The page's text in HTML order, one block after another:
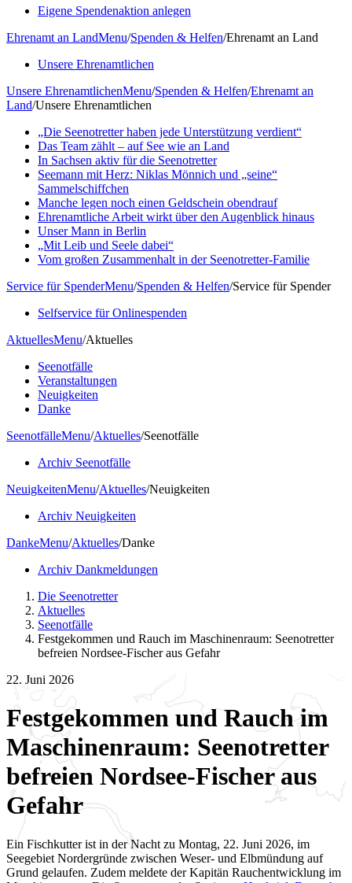
Eigene Spendenaktion anlegen
Ehrenamt an LandMenu/Spenden & Helfen/Ehrenamt an Land
Unsere Ehrenamtlichen
Unsere EhrenamtlichenMenu/Spenden & Helfen/Ehrenamt an
Land/Unsere Ehrenamtlichen
„Die Seenotretter haben jede Unterstützung verdient“
Das Team zählt – auf See wie an Land
In Sachsen aktiv für die Seenotretter
Seemann mit Herz: Niklas Mönnich und „seine“
Sammelschiffchen
Manche legen noch einen Geldschein obendrauf
Ehrenamtliche Arbeit wirkt über den Augenblick hinaus
Unser Mann in Berlin
„Mit Leib und Seele dabei“
Vom großen Zusammenhalt in der Seenotretter-Familie
Service für SpenderMenu/Spenden & Helfen/Service für Spender
Selfservice für Onlinespenden
AktuellesMenu/Aktuelles
Seenotfälle
Veranstaltungen
Neuigkeiten
Danke
SeenotfälleMenu/Aktuelles/Seenotfälle
Archiv Seenotfälle
NeuigkeitenMenu/Aktuelles/Neuigkeiten
Archiv Neuigkeiten
DankeMenu/Aktuelles/Danke
Archiv Dankmeldungen
Die Seenotretter
Aktuelles
Seenotfälle
Festgekommen und Rauch im Maschinenraum: Seenotretter
befreien Nordsee-Fischer aus Gefahr
22. Juni 2026
Festgekommen und Rauch im
Maschinenraum: Seenotretter
befreien Nordsee-Fischer aus
Gefahr
Ein Fischkutter ist in der Nacht zu Montag, 22. Juni 2026, im
Seegebiet Nordergründe zwischen Weser- und Elbmündung auf
Grund gelaufen. Zudem meldete der Kapitän Rauchentwicklung im